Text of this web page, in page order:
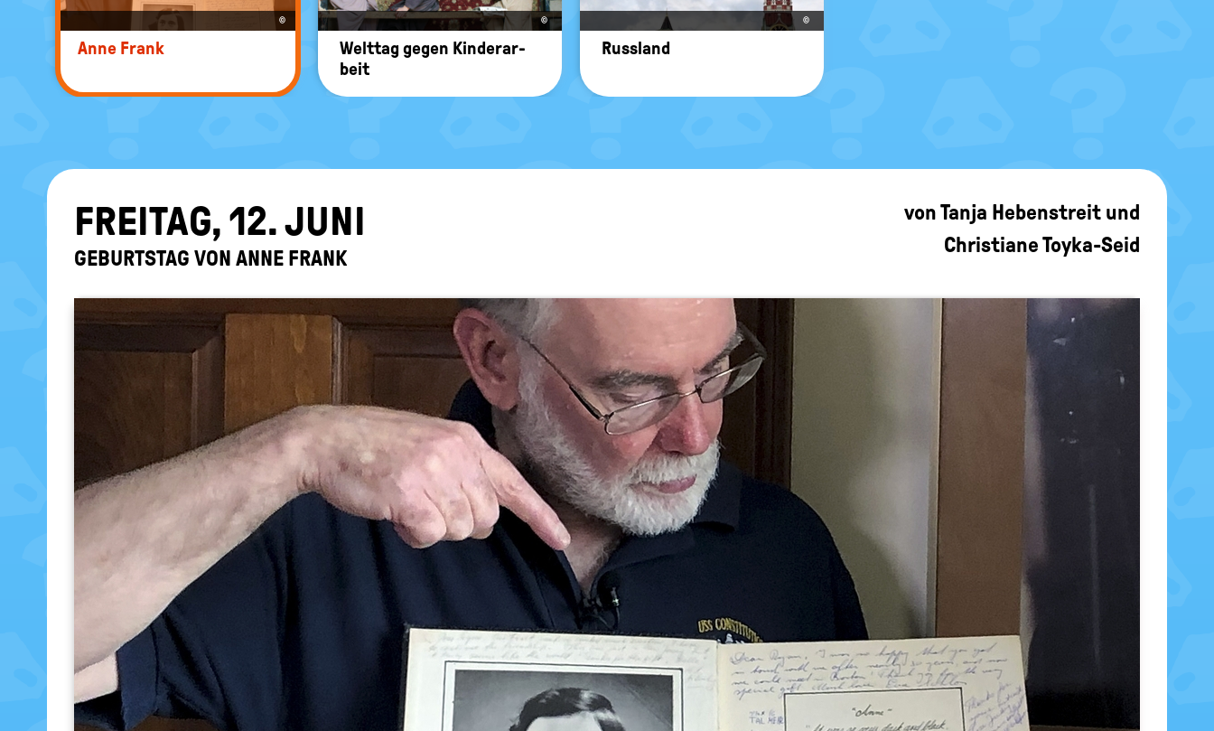
©
Anne Frank
©
Welt­tag gegen Kin­der­ar­
beit
©
Russ­land
FREI­TAG, 12. JUNI
GE­BURTS­TAG VON ANNE FRANK
vonTanja Hebenstreit und
Christiane Toyka-Seid